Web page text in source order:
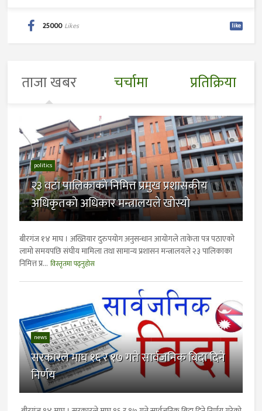
25000 Likes like
ताजा खबर चर्चामा प्रतिक्रिया
politics
२३ वटा पालिकाकाे निमित्त प्रमुख प्रशासकीय
अधिकृतकाे अधिकार मन्त्रालयले खाेस्याे
बीरगंज १४ माघ । अख्तियार दुरुपयोग अनुसन्धान आयोगले ताकेता पत्र पठाएको
लामो समयपछि संघीय मामिला तथा सामान्य प्रशासन मन्त्रालयले २३ पालिकाका
निमित्त प्र... विस्तृतमा पढ्नुहोस
news
सरकारले माघ १६ र १७ गते सार्वजनिक बिदा दिने
निर्णय